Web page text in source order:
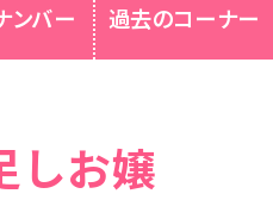
ンバー 過去のコーナー
しお嬢